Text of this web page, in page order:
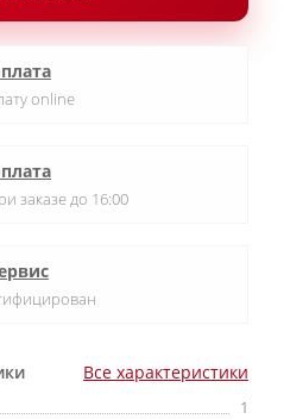
Все характеристики
1
online
заказе до 16:00